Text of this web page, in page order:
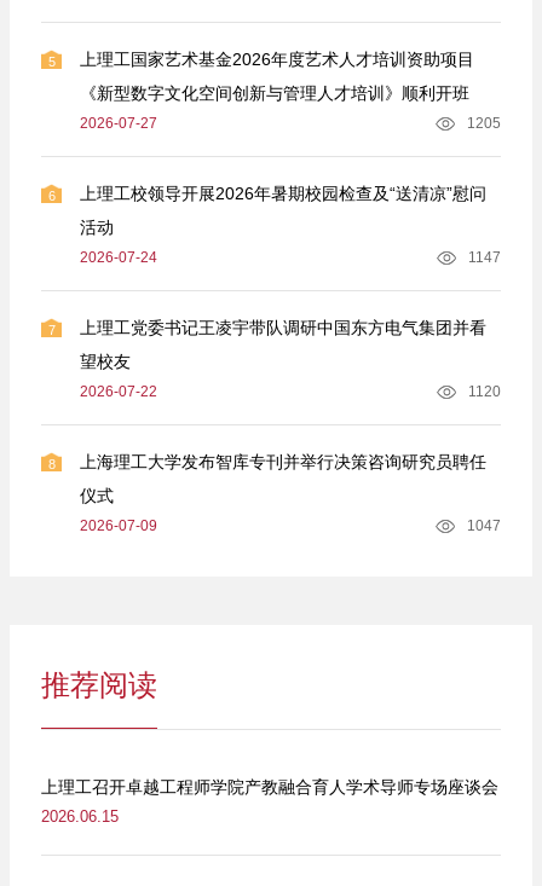
5
上理工国家艺术基金2026年度艺术人才培训资助项目
《新型数字文化空间创新与管理人才培训》顺利开班
2026-07-27 1205
6
上理工校领导开展2026年暑期校园检查及“送清凉”慰问
活动
2026-07-24 1147
7
上理工党委书记王凌宇带队调研中国东方电气集团并看
望校友
2026-07-22 1120
8
上海理工大学发布智库专刊并举行决策咨询研究员聘任
仪式
2026-07-09 1047
推荐阅读
上理工召开卓越工程师学院产教融合育人学术导师专场座谈会
2026.06.15